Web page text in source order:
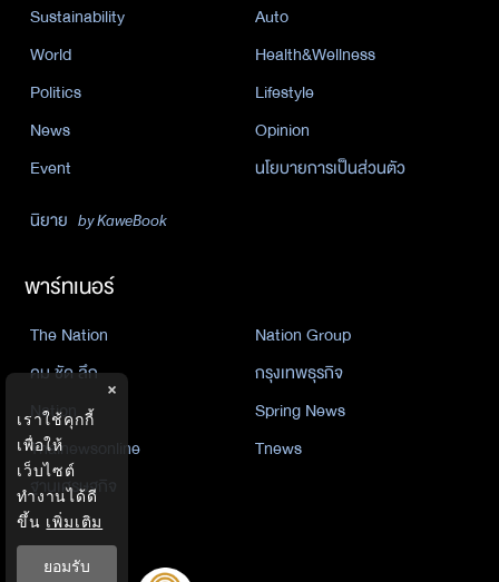
Sustainability
Auto
World
Health&Wellness
Politics
Lifestyle
News
Opinion
Event
นโยบายการเป็นส่วนตัว
นิยาย by KaweBook
พาร์ทเนอร์
The Nation
Nation Group
คม ชัด ลึก
กรุงเทพธุรกิจ
Nation
Spring News
Thainewsonline
Tnews
ฐานเศรษฐกิจ
×
เราใช้คุกกี้
เพื่อให้
เว็บไซต์
ทำงานได้ดี
ขึ้น เพิ่มเติม
ยอมรับ